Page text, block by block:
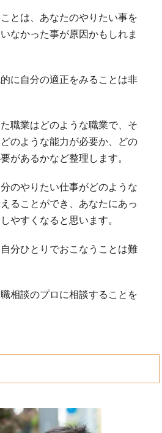
とは、あなたのやりたい事を
なかった事が原因かもしれま
に自分の適正をみることは非
職業はどのような職業で、そ
のような能力が必要か、どの
があるかなど整理します。
のやりたい仕事がどのような
ることができ、あなたにあっ
やすくなると思います。
分ひとりでおこなうことは難
相談のプロに相談することを